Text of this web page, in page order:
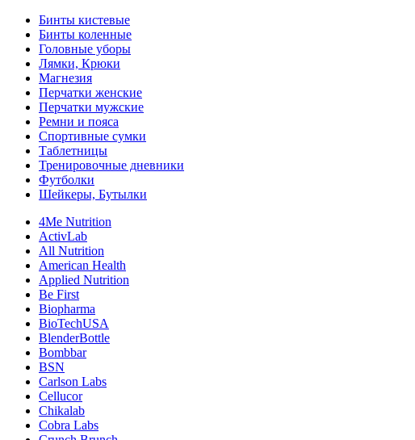
Бинты кистевые
Бинты коленные
Головные уборы
Лямки, Крюки
Магнезия
Перчатки женские
Перчатки мужские
Ремни и пояса
Спортивные сумки
Таблетницы
Тренировочные дневники
Футболки
Шейкеры, Бутылки
4Me Nutrition
ActivLab
All Nutrition
American Health
Applied Nutrition
Be First
Biopharma
BioTechUSA
BlenderBottle
Bombbar
BSN
Carlson Labs
Cellucor
Chikalab
Cobra Labs